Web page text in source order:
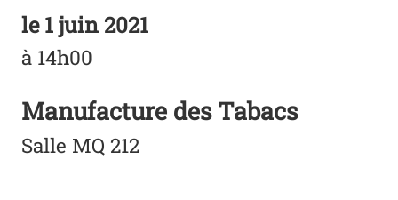
le1 juin 2021
à 14h00
Manufacture des Tabacs
Salle MQ 212